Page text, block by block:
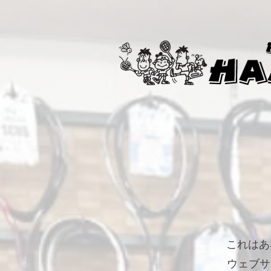
これは
ウェブ